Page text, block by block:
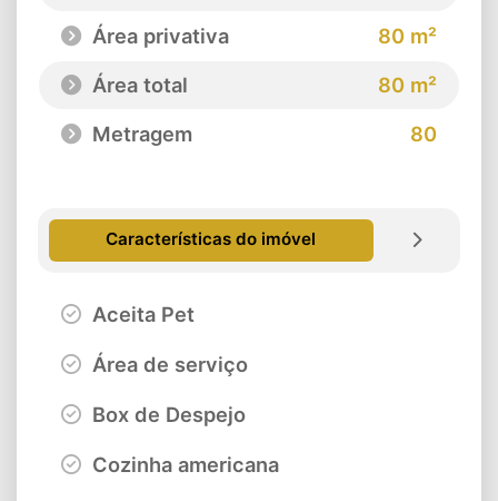
Área privativa
80 m²
Área total
80 m²
Metragem
80
Características do imóvel
Aceita Pet
Área de serviço
Box de Despejo
Cozinha americana